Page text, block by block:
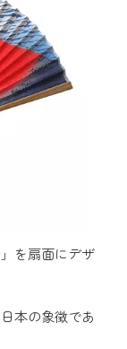
を扇面にデザ
本の象徴であ